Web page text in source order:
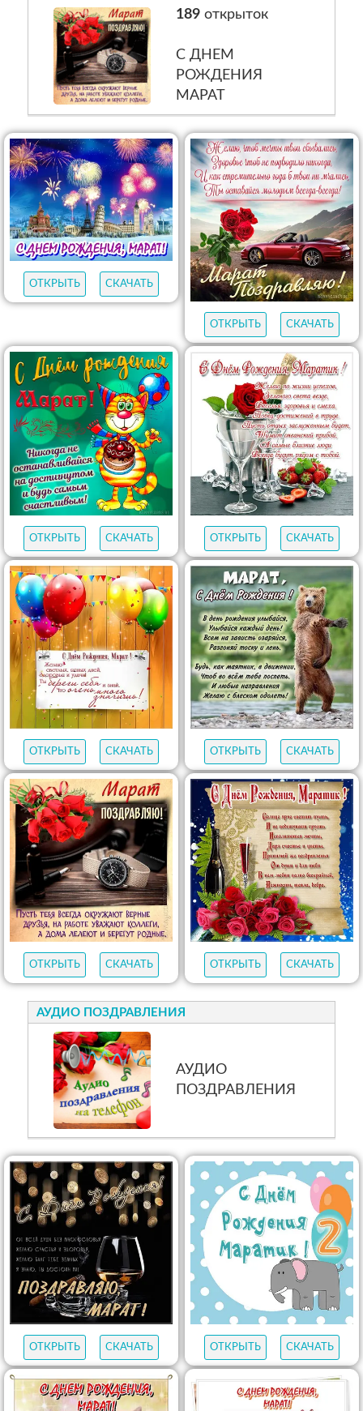
189открыток
С ДНЕМ
РОЖДЕНИЯ
МАРАТ
ОТКРЫТЬ СКАЧАТЬ
ОТКРЫТЬ СКАЧАТЬ
ОТКРЫТЬ СКАЧАТЬ ОТКРЫТЬ СКАЧАТЬ
ОТКРЫТЬ СКАЧАТЬ ОТКРЫТЬ СКАЧАТЬ
ОТКРЫТЬ СКАЧАТЬ ОТКРЫТЬ СКАЧАТЬ
АУДИО ПОЗДРАВЛЕНИЯ
АУДИО
ПОЗДРАВЛЕНИЯ
ОТКРЫТЬ СКАЧАТЬ ОТКРЫТЬ СКАЧАТЬ